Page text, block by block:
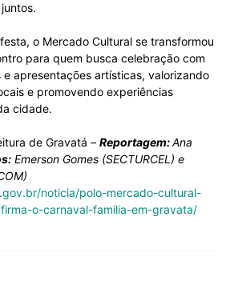
o Mercado Cultural se transformou
para quem busca celebração com
apresentações artísticas, valorizando
e promovendo experiências
cidade.
de Gravatá – Reportagem:Ana
Emerson Gomes (SECTURCEL) e
noticia/polo-mercado-cultural-
o-carnaval-familia-em-gravata/